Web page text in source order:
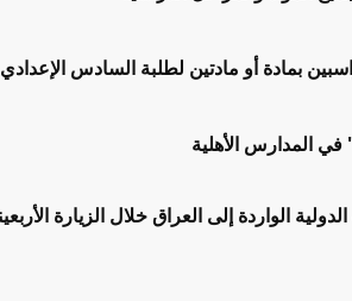
بمادة أو مادتين لطلبة السادس الإعدادي
في المدارس الأهلية